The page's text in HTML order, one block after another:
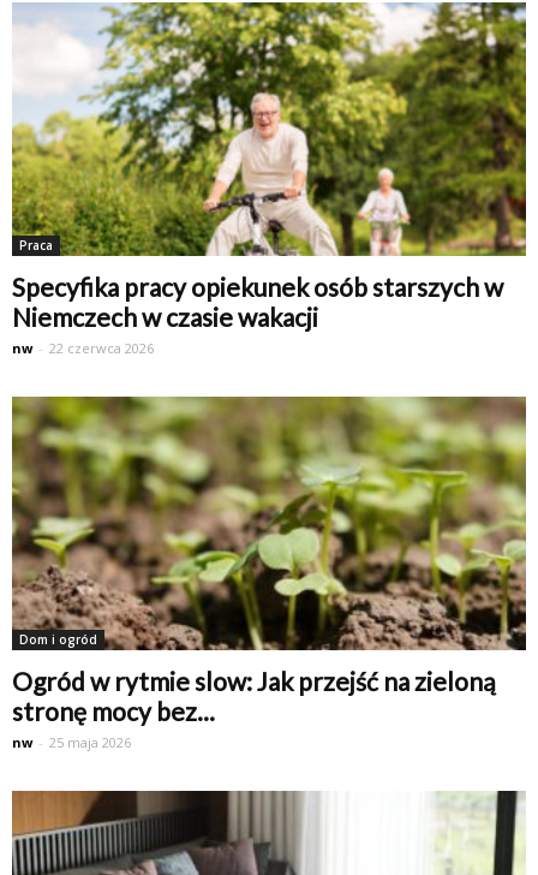
Praca
Specyfika pracy opiekunek osób starszych w
Niemczech w czasie wakacji
nw - 22 czerwca 2026
Dom i ogród
Ogród w rytmie slow: Jak przejść na zieloną
stronę mocy bez...
nw - 25 maja 2026